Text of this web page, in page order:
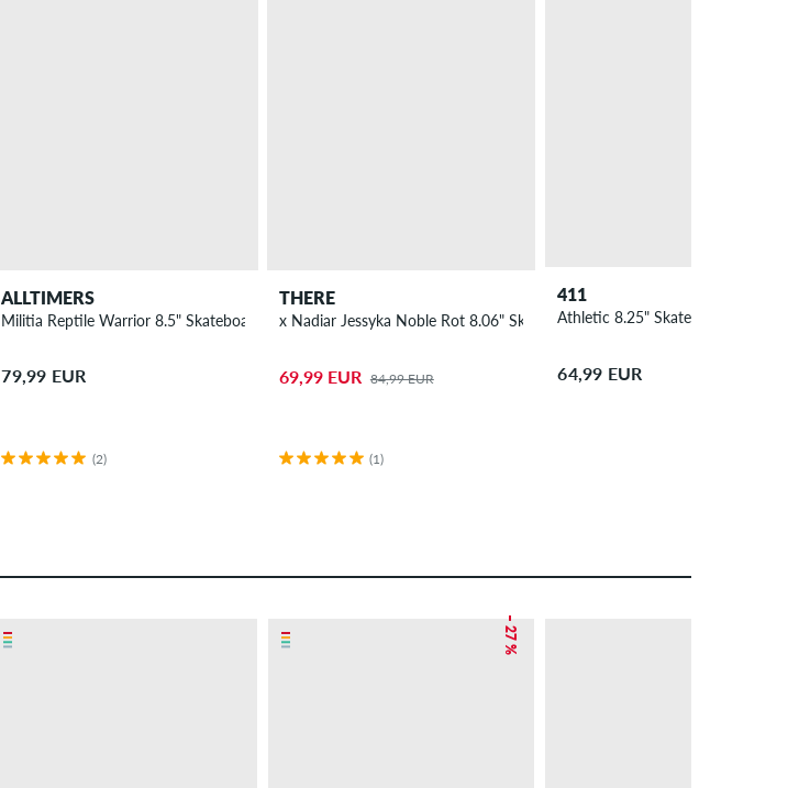
ALLTIMERS
Militia Reptile Warrior 8.5" Skateboard Deck
79,99 EUR
(2)
THERE
x Nadiar Jessyka Noble Rot 8.06" Skateboard Deck
69,99 EUR 84,99 EUR
(1)
411
Athletic 8.25" Skateboard Deck
64,99 EUR
– 27 %